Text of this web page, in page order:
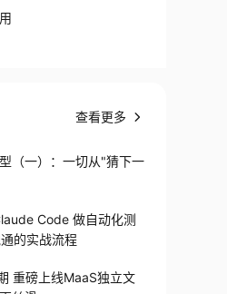
查看更多
（一）：一切从"猜下一
Code 做自动化测
的实战流程
重磅上线MaaS独立文